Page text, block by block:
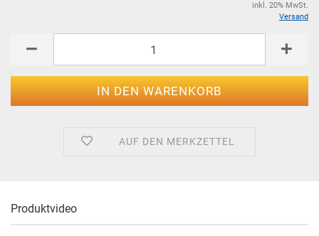
inkl. 20% MwSt.
Versand
AUF DEN MERKZETTEL
Produktvideo